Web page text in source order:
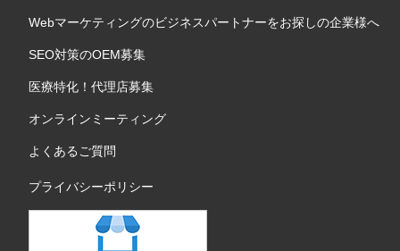
Webマーケティングのビジネスパートナーをお探しの企業様へ
SEO対策のOEM募集
医療特化！代理店募集
オンラインミーティング
よくあるご質問
プライバシーポリシー